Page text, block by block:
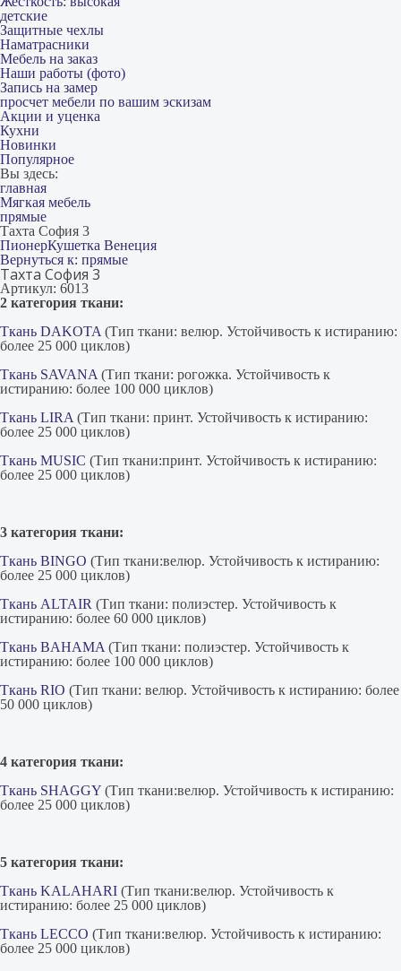
детские
Защитные чехлы
Наматрасники
Мебель на заказ
Наши работы (фото)
Запись на замер
просчет мебели по вашим эскизам
Акции и уценка
Кухни
Новинки
Популярное
Вы здесь:
главная
Мягкая мебель
прямые
Тахта София 3
ПионерКушетка Венеция
Вернуться к: прямые
Тахта София 3
Артикул: 6013
2 категория ткани:
Ткань DAKOTA (Тип ткани: велюр. Устойчивость к истиранию:
более 25 000 циклов)
Ткань SAVANA (Тип ткани: рогожка. Устойчивость к
истиранию: более 100 000 циклов)
Ткань LIRA (Тип ткани: принт. Устойчивость к истиранию:
более 25 000 циклов)
Ткань MUSIC (Тип ткани:принт. Устойчивость к истиранию:
более 25 000 циклов)
3 категория ткани:
Ткань BINGO (Тип ткани:велюр. Устойчивость к истиранию:
более 25 000 циклов)
Ткань ALTAIR (Тип ткани: полиэстер. Устойчивость к
истиранию: более 60 000 циклов)
Ткань BAHAMA (Тип ткани: полиэстер. Устойчивость к
истиранию: более 100 000 циклов)
Ткань RIO (Тип ткани: велюр. Устойчивость к истиранию: более
50 000 циклов)
4 категория ткани:
Ткань SHAGGY (Тип ткани:велюр. Устойчивость к истиранию:
более 25 000 циклов)
5 категория ткани:
Ткань KALAHARI (Тип ткани:велюр. Устойчивость к
истиранию: более 25 000 циклов)
Ткань LECCO (Тип ткани:велюр. Устойчивость к истиранию:
более 25 000 циклов)